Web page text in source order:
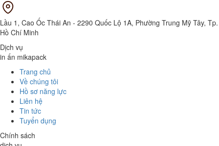
Lầu 1, Cao Ốc Thái An - 2290 Quốc Lộ 1A, Phường Trung Mỹ Tây, Tp.
Hồ Chí Minh
Dịch vụ
in ấn mikapack
Trang chủ
Về chúng tôi
Hồ sơ năng lực
Liên hệ
Tin tức
Tuyển dụng
Chính sách